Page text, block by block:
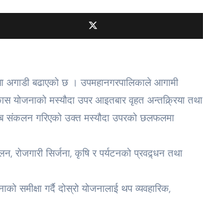
अगाडी बढाएको छ । उपमहानगरपालिकाले आगामी
मस्यौदा उपर आइतबार वृहत अन्तक्र्रिया तथा
संकलन गरिएको उक्त मस्यौदा उपरको छलफलमा
रोजगारी सिर्जना, कृषि र पर्यटनको प्रवद्र्धन तथा
समीक्षा गर्दै दोस्रो योजनालाई थप व्यवहारिक,